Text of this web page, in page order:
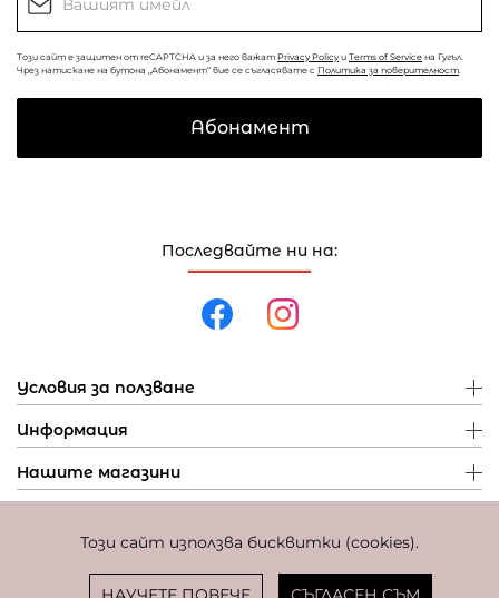
Този сайт използва бисквитки (cookies).
Последвайте ни на:
Условия за ползване
Информация
Нашите магазини
Този сайт е защитен от reCAPTCHA и за него важат Privacy Policy и Terms of Service на Гугъл.
Чрез натискане на бутона „Абонамент“ вие се съгласявате с Политика за поверителност
Абонамент
Фиксиран курс за превалутиране: 1 EUR = 1,95583 BGN